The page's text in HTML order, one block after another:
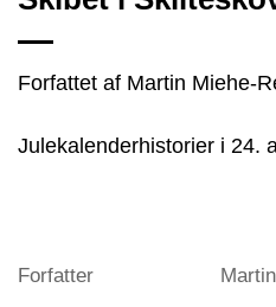
Forfattet af Martin Miehe-
Julekalenderhistorier i 24.
Forfatter